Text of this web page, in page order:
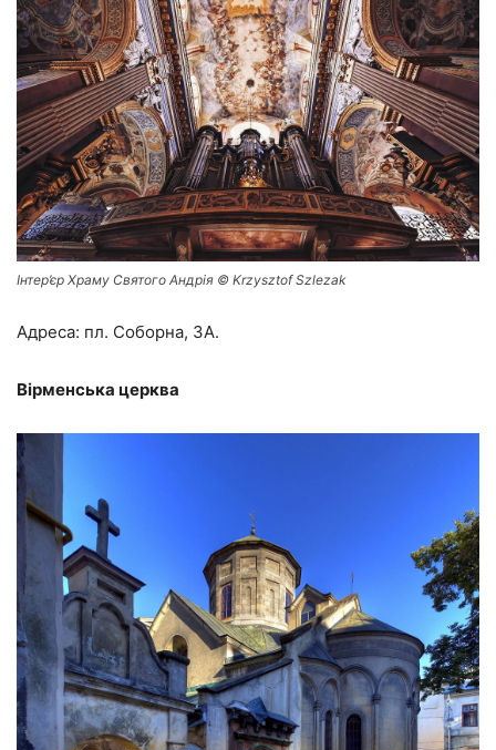
Інтер’єр Храму Святого Андрія © Krzysztof Szlezak
Адреса: пл. Соборна, 3А.
Вірменська церква